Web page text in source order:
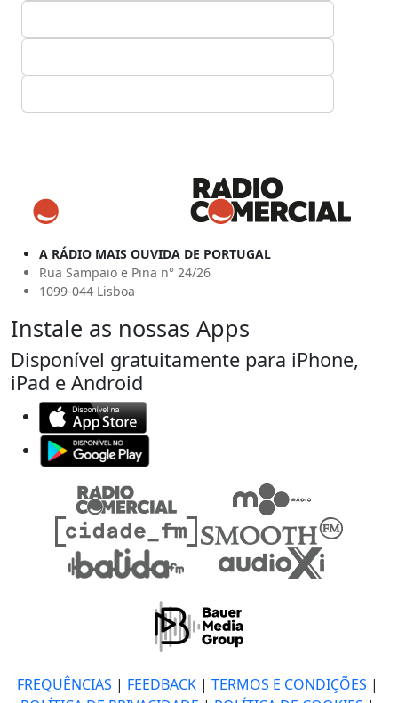
A RÁDIO MAIS OUVIDA DE PORTUGAL
Rua Sampaio e Pina n° 24/26
1099-044 Lisboa
Instale as nossas Apps
Disponível gratuitamente para iPhone,
iPad e Android
FREQUÊNCIAS | FEEDBACK| TERMOS E CONDIÇÕES |